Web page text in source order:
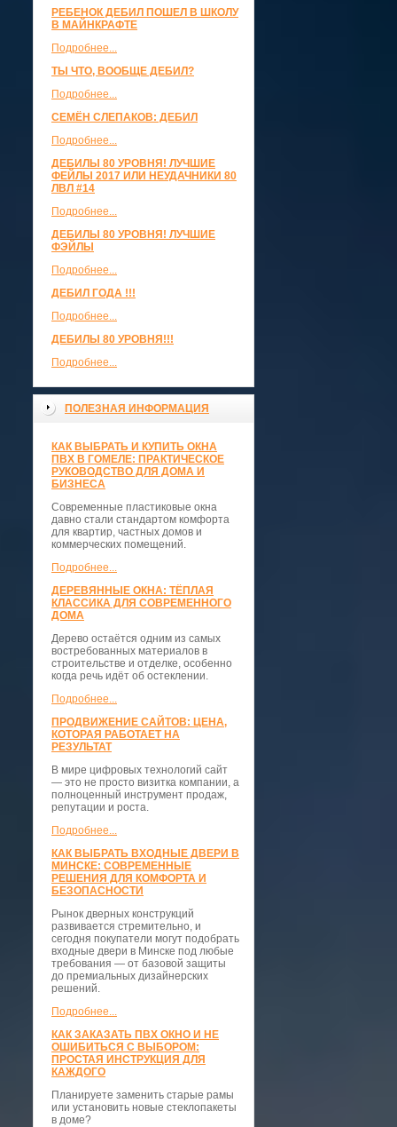
РЕБЕНОК ДЕБИЛ ПОШЕЛ В ШКОЛУ
В МАЙНКРАФТЕ
Подробнее...
ТЫ ЧТО, ВООБЩЕ ДЕБИЛ?
Подробнее...
СЕМЁН СЛЕПАКОВ: ДЕБИЛ
Подробнее...
ДЕБИЛЫ 80 УРОВНЯ! ЛУЧШИЕ
ФЕЙЛЫ 2017 ИЛИ НЕУДАЧНИКИ 80
ЛВЛ #14
Подробнее...
ДЕБИЛЫ 80 УРОВНЯ! ЛУЧШИЕ
ФЭЙЛЫ
Подробнее...
ДЕБИЛ ГОДА !!!
Подробнее...
ДЕБИЛЫ 80 УРОВНЯ!!!
Подробнее...
ПОЛЕЗНАЯ ИНФОРМАЦИЯ
КАК ВЫБРАТЬ И КУПИТЬ ОКНА
ПВХ В ГОМЕЛЕ: ПРАКТИЧЕСКОЕ
РУКОВОДСТВО ДЛЯ ДОМА И
БИЗНЕСА
Современные пластиковые окна
давно стали стандартом комфорта
для квартир, частных домов и
коммерческих помещений.
Подробнее...
ДЕРЕВЯННЫЕ ОКНА: ТЁПЛАЯ
КЛАССИКА ДЛЯ СОВРЕМЕННОГО
ДОМА
Дерево остаётся одним из самых
востребованных материалов в
строительстве и отделке, особенно
когда речь идёт об остеклении.
Подробнее...
ПРОДВИЖЕНИЕ САЙТОВ: ЦЕНА,
КОТОРАЯ РАБОТАЕТ НА
РЕЗУЛЬТАТ
В мире цифровых технологий сайт
— это не просто визитка компании, а
полноценный инструмент продаж,
репутации и роста.
Подробнее...
КАК ВЫБРАТЬ ВХОДНЫЕ ДВЕРИ В
МИНСКЕ: СОВРЕМЕННЫЕ
РЕШЕНИЯ ДЛЯ КОМФОРТА И
БЕЗОПАСНОСТИ
Рынок дверных конструкций
развивается стремительно, и
сегодня покупатели могут подобрать
входные двери в Минске под любые
требования — от базовой защиты
до премиальных дизайнерских
решений.
Подробнее...
КАК ЗАКАЗАТЬ ПВХ ОКНО И НЕ
ОШИБИТЬСЯ С ВЫБОРОМ:
ПРОСТАЯ ИНСТРУКЦИЯ ДЛЯ
КАЖДОГО
Планируете заменить старые рамы
или установить новые стеклопакеты
в доме?